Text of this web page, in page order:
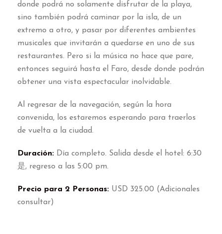
donde podrá no solamente disfrutar de la playa,
sino también podrá caminar por la isla, de un
extremo a otro, y pasar por diferentes ambientes
musicales que invitarán a quedarse en uno de sus
restaurantes. Pero si la música no hace que pare,
entonces seguirá hasta el Faro, desde donde podrán
obtener una vista espectacular inolvidable.
Al regresar de la navegación, según la hora
convenida, los estaremos esperando para traerlos
de vuelta a la ciudad.
Duración: Día completo. Salida desde el hotel : 6:30
是, regreso a las 5:00 pm.
Precio para 2 Personas: USD 325.00 (Adicionales
consultar)